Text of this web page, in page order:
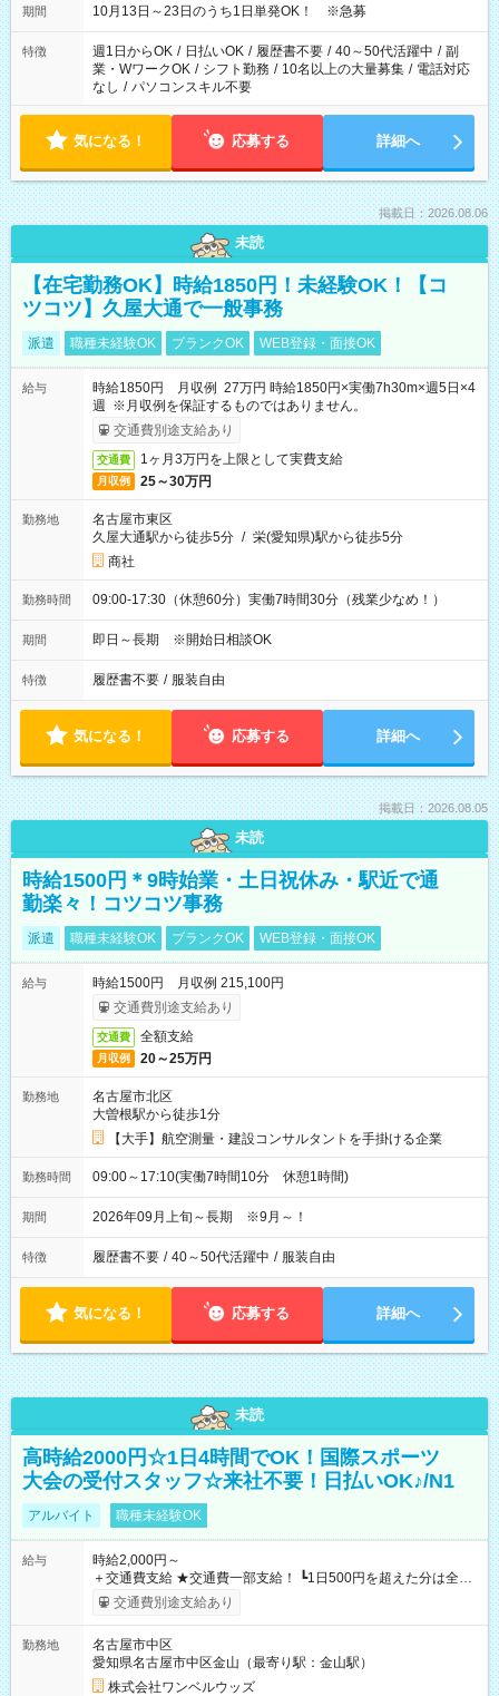
10/22→「17：00～24：30」 10/23→「16：00～23：00」 ＊
け、夕方だけ、などもOKです！
期間 10月13日～23日のうち1日単発OK！ ※急募
特徴 週1日からOK / 日払いOK / 履歴書不要 / 40～50代活躍中 / 副
業・WワークOK / シフト勤務 / 10名以上の大量募集 / 電話対応
なし / パソコンスキル不要
気になる！ 応募する 詳細へ
掲載日：2026.08.06
未読
【在宅勤務OK】時給1850円！未経験OK！【コ
ツコツ】久屋大通で一般事務
派遣 職種未経験OK ブランクOK WEB登録・面接OK
給与
時給1850円 月収例 27万円 時給1850円×実働7h30m×週5日×4
週 ※月収例を保証するものではありません。
交通費別途支給あり
交通費 1ヶ月3万円を上限として実費支給
月収例 25～30万円
勤務地
名古屋市東区
久屋大通駅から徒歩5分 / 栄(愛知県)駅から徒歩5分
商社
勤務時間 09:00-17:30（休憩60分）実働7時間30分（残業少なめ！）
期間 即日～長期 ※開始日相談OK
特徴 履歴書不要 / 服装自由
気になる！ 応募する 詳細へ
掲載日：2026.08.05
未読
時給1500円＊9時始業・土日祝休み・駅近で通
勤楽々！コツコツ事務
派遣 職種未経験OK ブランクOK WEB登録・面接OK
給与
時給1500円 月収例 215,100円
交通費別途支給あり
交通費 全額支給
月収例 20～25万円
勤務地
名古屋市北区
大曽根駅から徒歩1分
【大手】航空測量・建設コンサルタントを手掛ける企業
勤務時間 09:00～17:10(実働7時間10分 休憩1時間)
期間 2026年09月上旬～長期 ※9月～！
特徴 履歴書不要 / 40～50代活躍中 / 服装自由
気になる！ 応募する 詳細へ
未読
高時給2000円☆1日4時間でOK！国際スポーツ
大会の受付スタッフ☆来社不要！日払いOK♪/N1
アルバイト 職種未経験OK
給与
時給2,000円～
＋交通費支給 ★交通費一部支給！ ┗1日500円を超えた分は全額
支給！ ※往復500円以内の方は自己負担となります ★日払い
OK！（規定あり） ┗働いたその日に現金GET♪ お仕事後はコン
期間なし
交通費別途支給あり
勤務地
名古屋市中区
愛知県名古屋市中区金山（最寄り駅：金山駅）
株式会社ワンベルウッズ